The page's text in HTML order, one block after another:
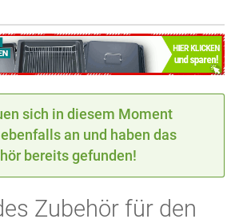
sich in diesem Moment
an und haben das
bereits gefunden!
Zubehör für den